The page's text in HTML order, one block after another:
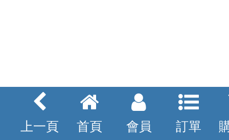
上一頁 首頁 會員 訂單